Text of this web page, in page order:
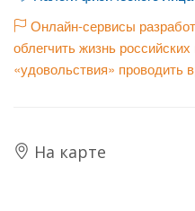
Онлайн-сервисы
облегчить жизнь
«удовольствия» проводить
На карте